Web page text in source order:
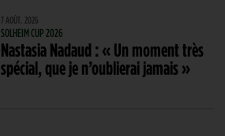
7 AOÛT. 2026
SOLHEIM CUP 2026
Nastasia Nadaud : « Un moment très
spécial, que je n’oublierai jamais »